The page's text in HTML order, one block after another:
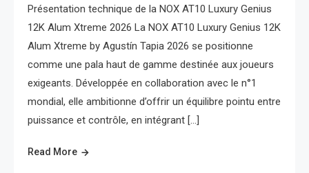
Présentation technique de la NOX AT10 Luxury Genius
12K Alum Xtreme 2026 La NOX AT10 Luxury Genius 12K
Alum Xtreme by Agustín Tapia 2026 se positionne
comme une pala haut de gamme destinée aux joueurs
exigeants. Développée en collaboration avec le n°1
mondial, elle ambitionne d’offrir un équilibre pointu entre
puissance et contrôle, en intégrant […]
Read More